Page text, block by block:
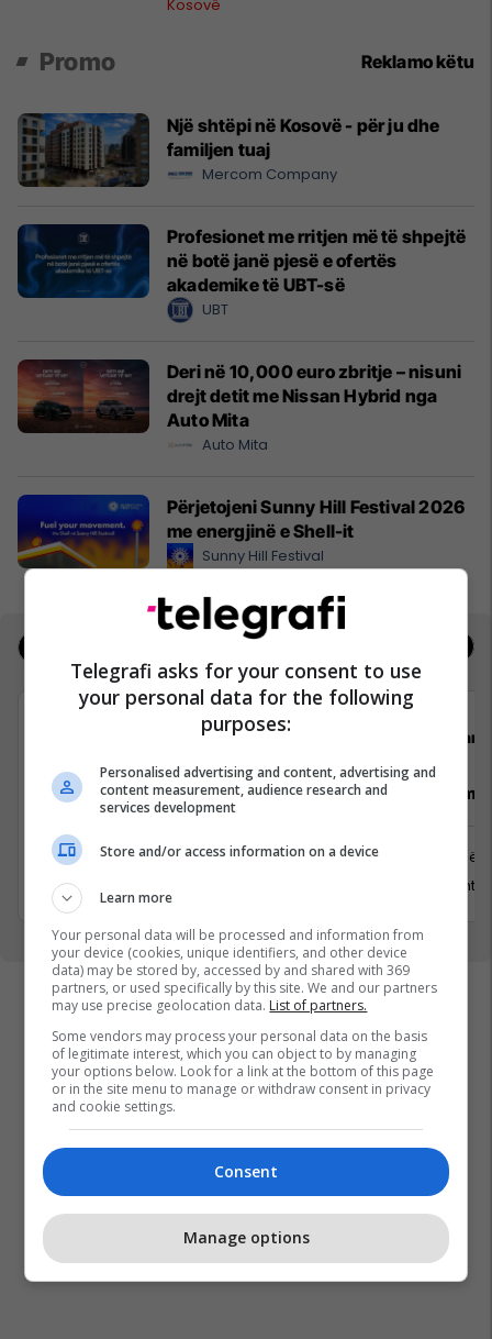
Kosovë
Promo Reklamo këtu
Një shtëpi në Kosovë - për ju dhe
familjen tuaj
Mercom Company
Profesionet me rritjen më të shpejtë
në botë janë pjesë e ofertës
akademike të UBT-së
UBT
Deri në 10,000 euro zbritje – nisuni
drejt detit me Nissan Hybrid nga
Auto Mita
Auto Mita
Përjetojeni Sunny Hill Festival 2026
me energjinë e Shell-it
Sunny Hill Festival
cpit comparit GmbH
Senior Lead .NET Developer (C# /
.NET) 4-Day Workweek
Prishtinë
5 Gusht 2026
Vozitës
Prishtinë
13 Gusht
Telegrafi asks for your consent to use
your personal data for the following
purposes:
Personalised advertising and content, advertising and
content measurement, audience research and
services development
Store and/or access information on a device
Learn more
Your personal data will be processed and information from
your device (cookies, unique identifiers, and other device
data) may be stored by, accessed by and shared with 369
partners, or used specifically by this site. We and our partners
may use precise geolocation data. List of partners.
Some vendors may process your personal data on the basis
of legitimate interest, which you can object to by managing
your options below. Look for a link at the bottom of this page
or in the site menu to manage or withdraw consent in privacy
and cookie settings.
Consent
Manage options